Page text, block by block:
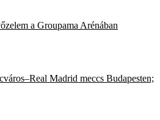
a Groupama Arénában
Madrid meccs Budapesten;